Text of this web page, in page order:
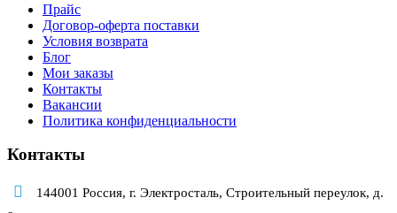
Прайс
Договор-оферта поставки
Условия возврата
Блог
Мои заказы
Контакты
Вакансии
Политика конфиденциальности
Контакты
144001 Россия, г. Электросталь, Строительный переулок, д.